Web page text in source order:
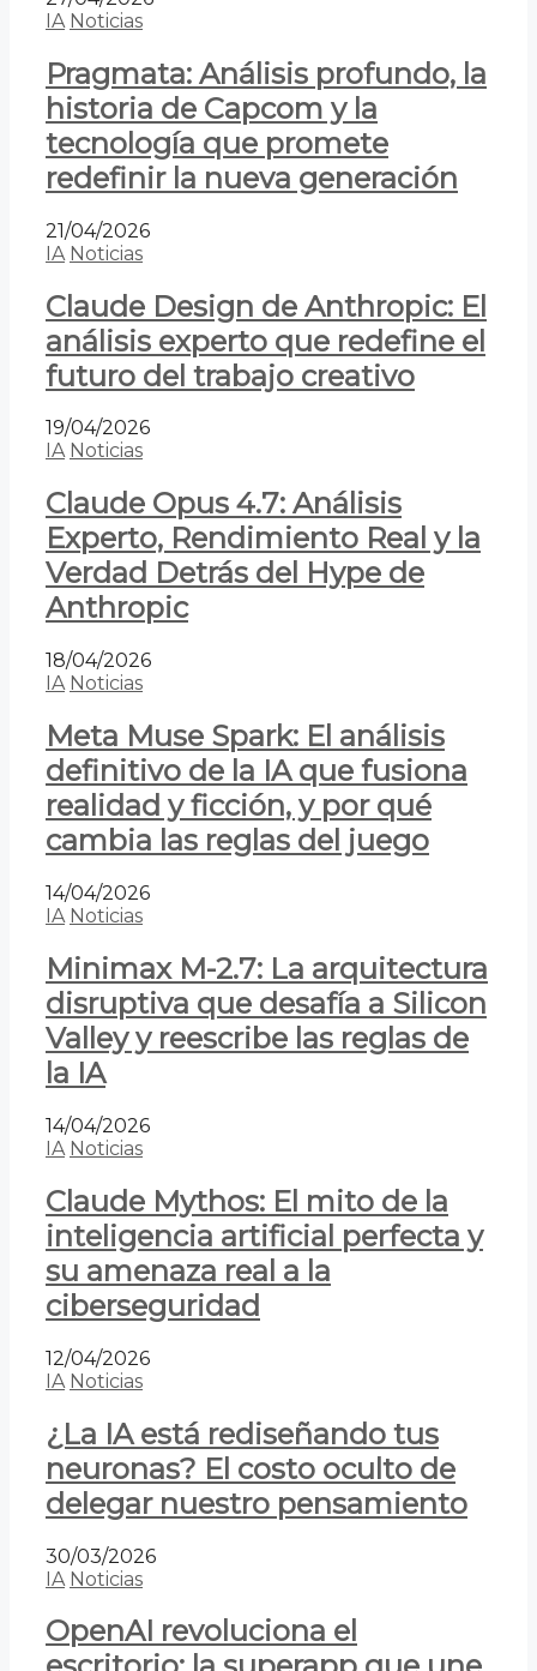
IA Noticias
Pragmata: Análisis profundo, la
historia de Capcom y la
tecnología que promete
redefinir la nueva generación
21/04/2026
IA Noticias
Claude Design de Anthropic: El
análisis experto que redefine el
futuro del trabajo creativo
19/04/2026
IA Noticias
Claude Opus 4.7: Análisis
Experto, Rendimiento Real y la
Verdad Detrás del Hype de
Anthropic
18/04/2026
IA Noticias
Meta Muse Spark: El análisis
definitivo de la IA que fusiona
realidad y ficción, y por qué
cambia las reglas del juego
14/04/2026
IA Noticias
Minimax M-2.7: La arquitectura
disruptiva que desafía a Silicon
Valley y reescribe las reglas de
la IA
14/04/2026
IA Noticias
Claude Mythos: El mito de la
inteligencia artificial perfecta y
su amenaza real a la
ciberseguridad
12/04/2026
IA Noticias
¿La IA está rediseñando tus
neuronas? El costo oculto de
delegar nuestro pensamiento
30/03/2026
IA Noticias
OpenAI revoluciona el